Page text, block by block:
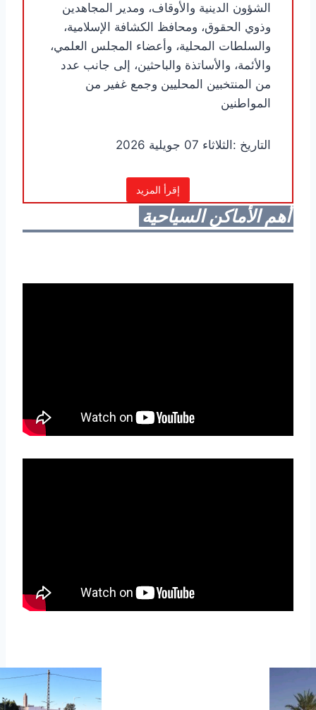
الشؤون الدينية والأوقاف، ومدير المجاهدين
وذوي الحقوق، ومحافظ الكشافة الإسلامية،
والسلطات المحلية، وأعضاء المجلس العلمي،
والأئمة، والأساتذة والباحثين، إلى جانب عدد
من المنتخبين المحليين وجمع غفير من
المواطنين
التاريخ :الثلاثاء 07 جويلية 2026
إقرأ المزيد
أهم الأماكن السياحية